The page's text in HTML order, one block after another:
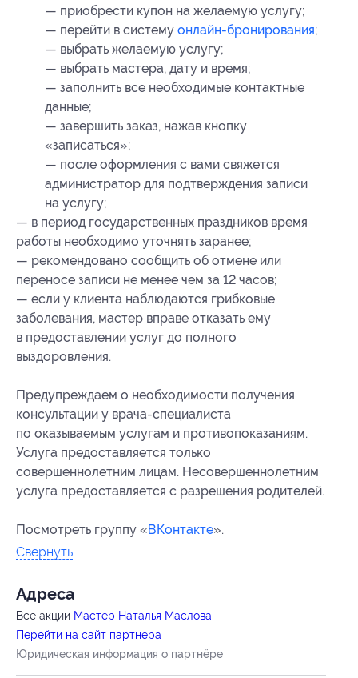
— ⁠приобрести купон на желаемую услугу;
— ⁠перейти в систему онлайн-бронирования;
— выбрать желаемую услугу;
— выбрать мастера, дату и время;
— ⁠заполнить все необходимые контактные
данные;
— завершить заказ, нажав кнопку
«записаться»;
— ⁠после оформления с вами свяжется
администратор для подтверждения записи
на услугу;
— в период государственных праздников время
работы необходимо уточнять заранее;
— рекомендовано сообщить об отмене или
переносе записи не менее чем за 12 часов;
— если у клиента наблюдаются грибковые
заболевания, мастер вправе отказать ему
в предоставлении услуг до полного
выздоровления.
Предупреждаем о необходимости получения
консультации у врача-специалиста
по оказываемым услугам и противопоказаниям.
Услуга предоставляется только
совершеннолетним лицам. Несовершеннолетним
услуга предоставляется с разрешения родителей.
Посмотреть группу «ВКонтакте».
Свернуть
Адресa
Все акции Мастер Наталья Маслова
Перейти на сайт партнера
Юридическая информация о партнёре